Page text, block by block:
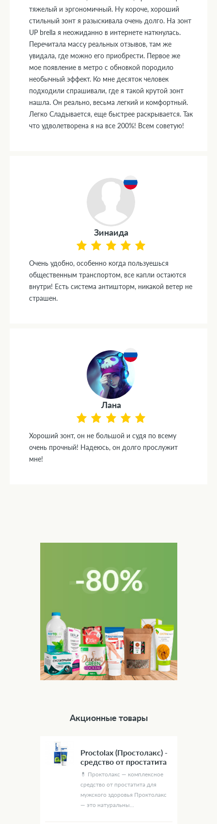
тяжелый и эргономичный. Ну короче, хороший
стильный зонт я разыскивала очень долго. На зонт
UP brella я неожиданно в интернете наткнулась.
Перечитала массу реальных отзывов, там же
увидала, где можно его приобрести. Первое же
мое появление в метро с обновкой породило
необычный эффект. Ко мне десяток человек
подходили спрашивали, где я такой крутой зонт
нашла. Он реально, весьма легкий и комфортный.
Легко Сладывается, еще быстрее раскрывается. Так
что удволетворена я на все 200%! Всем советую!
Зинаида
Очень удобно, особенно когда пользуешься
общественным транспортом, все капли остаются
внутри! Есть система антишторм, никакой ветер не
страшен.
Лана
Хороший зонт, он не большой и судя по всему
очень прочный! Надеюсь, он долго прослужит
мне!
Акционные товары
Proctolax (Простолакс) -
средство от простатита
💊 Проктолакс — комплексное
средство от простатита для
мужского здоровья Проктолакс
— это натуральны...